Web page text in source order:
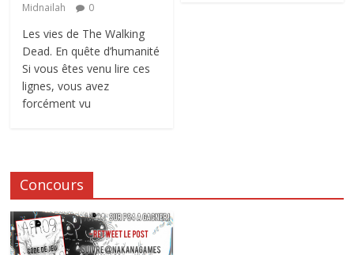
Midnailah
0
Les vies de The Walking
Dead. En quête d’humanité
Si vous êtes venu lire ces
lignes, vous avez
forcément vu
Concours